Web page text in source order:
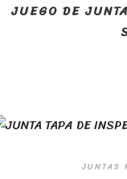
JUEGO DE
JUNTAS